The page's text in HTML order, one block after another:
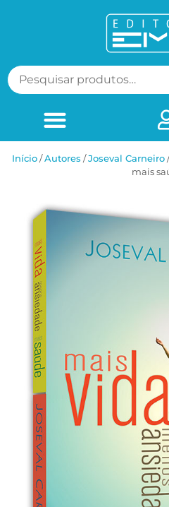
Início/ㅤAutores /Joseval Carneiro
mais